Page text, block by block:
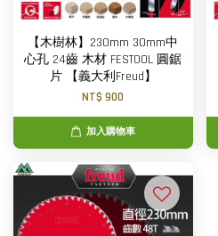
【木樹林】230mm 30mm中
心孔 24齒 木材 FESTOOL 圓鋸
片 【義大利Freud】
NT$ 900
加入購物車